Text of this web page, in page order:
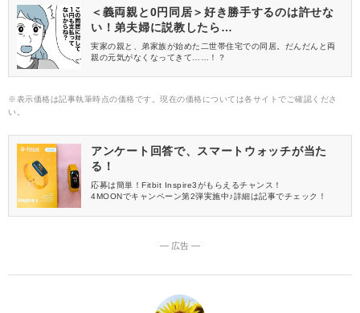
＜義両親と0円同居＞好き勝手するのは許せな
い！弟夫婦に説教したら…
実家の親と、弟家族が始めた二世帯住宅での同居。だんだんと両
親の元気がなくなってきて……！？
※表示価格は記事執筆時点の価格です。現在の価格については各サイトでご確認くださ
い。
アンケート回答で、スマートウォッチが当た
る！
応募は簡単！Fitbit Inspire3がもらえるチャンス！
4MOONでキャンペーン第2弾実施中♪詳細は記事でチェック！
― 広告 ―